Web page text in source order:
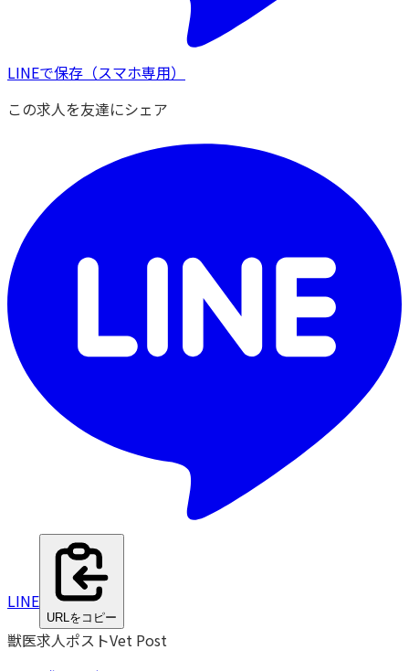
LINEで保存 （スマホ専用）
この求人を友達にシェア
LINE
URLをコピー
獣医求人ポストVet Post